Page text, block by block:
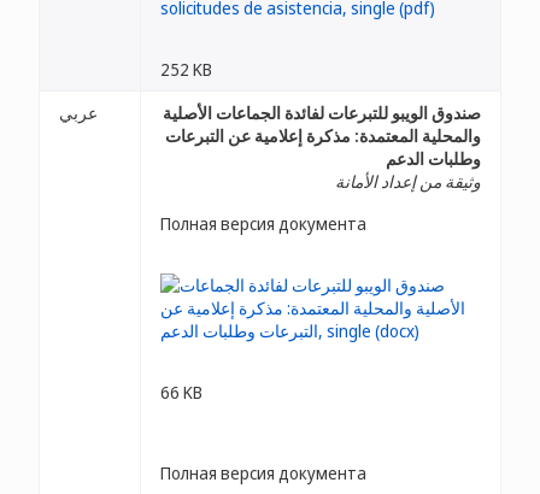
252 KB
عربي
صندوق الويبو للتبرعات لفائدة الجماعات الأصلية
والمحلية المعتمدة: مذكرة إعلامية عن التبرعات
وطلبات الدعم
وثيقة من إعداد الأمانة
Полная версия документа
66 KB
Полная версия документа